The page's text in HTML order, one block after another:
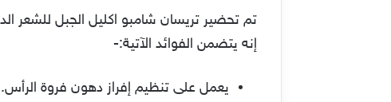
تم تحضير تريسان شامبو اكليل الجبل للشعر
إنه يتضمن الفوائد الآتية:-
يعمل على تنظيم إفراز دهون فروة الرأس.